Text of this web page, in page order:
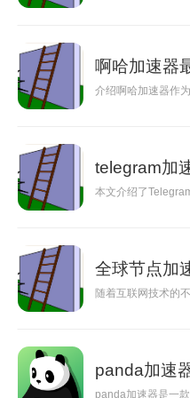
啊哈加速器
介绍啊哈加速器作
telegram加
本文介绍了
全球节点加
随着互联网技术的
panda加速
panda加速器是一